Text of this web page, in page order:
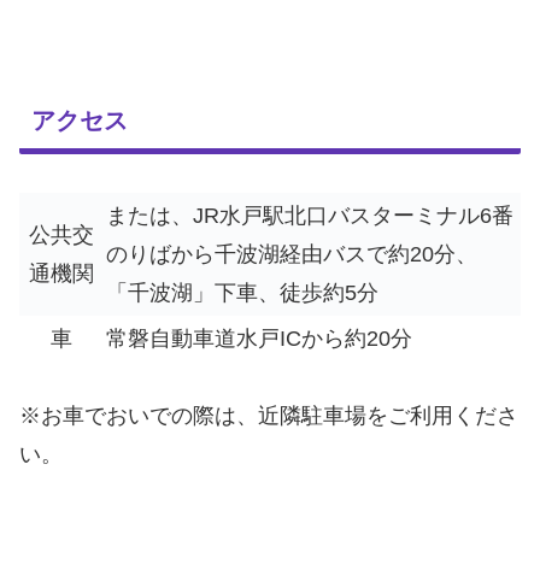
アクセス
公共交
通機関
または、JR水戸駅北口バスターミナル6番
のりばから千波湖経由バスで約20分、
「千波湖」下車、徒歩約5分
車
常磐自動車道水戸ICから約20分
※お車でおいでの際は、近隣駐車場をご利用くださ
い。